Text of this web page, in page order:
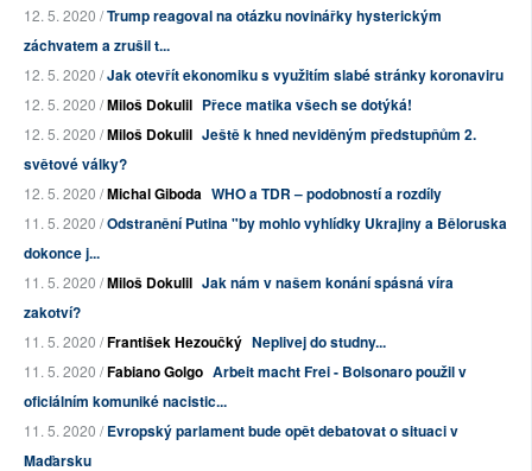
12. 5. 2020 /Trump reagoval na otázku novinářky hysterickým
záchvatem a zrušil t...
12. 5. 2020 /Jak otevřít ekonomiku s využitím slabé stránky koronaviru
12. 5. 2020 /Miloš Dokulil Přece matika všech se dotýká!
12. 5. 2020 /Miloš Dokulil Ještě k hned neviděným předstupňům 2.
světové války?
12. 5. 2020 /Michal Giboda WHO a TDR – podobností a rozdíly
11. 5. 2020 /Odstranění Putina "by mohlo vyhlídky Ukrajiny a Běloruska
dokonce j...
11. 5. 2020 /Miloš Dokulil Jak nám v našem konání spásná víra
zakotví?
11. 5. 2020 /František Hezoučký Neplivej do studny...
11. 5. 2020 /Fabiano Golgo Arbeit macht Frei - Bolsonaro použil v
oficiálním komuniké nacistic...
11. 5. 2020 /Evropský parlament bude opět debatovat o situaci v
Maďarsku